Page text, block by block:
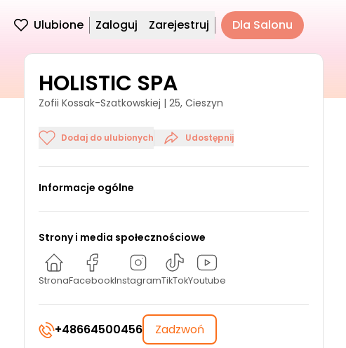
Ulubione Zaloguj Zarejestruj Dla Salonu
HOLISTIC SPA
Zofii Kossak-Szatkowskiej | 25, Cieszyn
Dodaj do ulubionych Udostępnij
Informacje ogólne
Strony i media społecznościowe
StronaFacebookInstagramTikTokYoutube
+48664500456 Zadzwoń